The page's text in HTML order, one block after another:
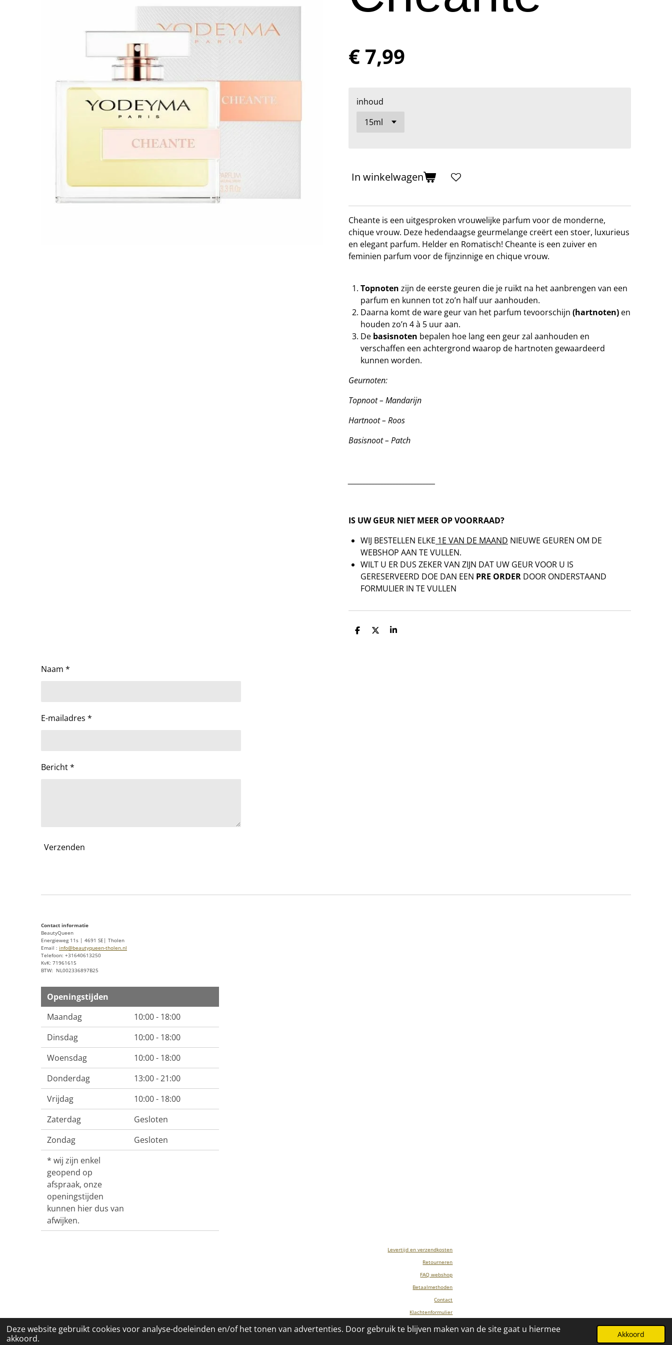
Deze website gebruikt cookies voor analyse-doeleinden en/of het tonen van advertenties. Door gebruik te blijven maken van de site gaat u hiermee
akkoord.
Akkoord
€ 7,99
inhoud
In winkelwagen
Cheante is een uitgesproken vrouwelijke parfum voor de monderne,
chique vrouw. Deze hedendaagse geurmelange creërt een stoer, luxurieus
en elegant parfum. Helder en Romatisch! Cheante is een zuiver en
feminien parfum voor de fijnzinnige en chique vrouw.
Topnoten zijn de eerste geuren die je ruikt na het aanbrengen van een
parfum en kunnen tot zo’n half uur aanhouden.
Daarna komt de ware geur van het parfum tevoorschijn (hartnoten) en
houden zo’n 4 à 5 uur aan.
De basisnoten bepalen hoe lang een geur zal aanhouden en
verschaffen een achtergrond waarop de hartnoten gewaardeerd
kunnen worden.
Geurnoten:
Topnoot – Mandarijn
Hartnoot – Roos
Basisnoot – Patch
IS UW GEUR NIET MEER OP VOORRAAD?
WIJ BESTELLEN ELKE 1E VAN DE MAAND NIEUWE GEUREN OM DE
WEBSHOP AAN TE VULLEN.
WILT U ER DUS ZEKER VAN ZIJN DAT UW GEUR VOOR U IS
GERESERVEERD DOE DAN EEN PRE ORDER DOOR ONDERSTAAND
FORMULIER IN TE VULLEN
D
D
S
Naam *
E-mailadres *
Bericht *
Verzenden
Contact informatie
BeautyQueen
Energieweg 11s | 4691 SE| Tholen
Email : info@beautyqueen-tholen.nl
Telefoon: +31640613250
KvK: 71961615
BTW: NL002336897B25
Openingstijden
Maandag
10:00 - 18:00
Dinsdag
10:00 - 18:00
Woensdag
10:00 - 18:00
Donderdag
13:00 - 21:00
Vrijdag
10:00 - 18:00
Zaterdag
Gesloten
Zondag
Gesloten
* wij zijn enkel
geopend op
afspraak, onze
openingstijden
kunnen hier dus van
afwijken.
Levertijd en verzendkosten
Retourneren
FAQ webshop
Betaalmethoden
Contact
Klachtenformulier
© 2017 - 2021 BeautyQueen